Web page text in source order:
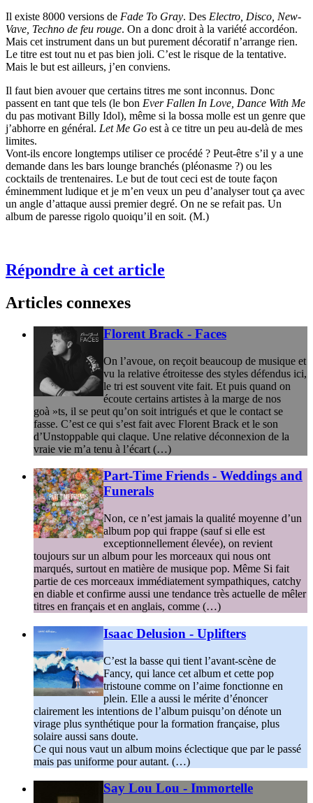
Il existe 8000 versions de Fade To Gray. Des Electro, Disco, New-
Vave, Techno de feu rouge. On a donc droit à la variété accordéon.
Mais cet instrument dans un but purement décoratif n’arrange rien.
Le titre est tout nu et pas bien joli. C’est le risque de la tentative.
Mais le but est ailleurs, j’en conviens.
Il faut bien avouer que certains titres me sont inconnus. Donc
passent en tant que tels (le bon Ever Fallen In Love, Dance With Me
du pas motivant Billy Idol), même si la bossa molle est un genre que
j’abhorre en général. Let Me Go est à ce titre un peu au-delà de mes
limites.
Vont-ils encore longtemps utiliser ce procédé ? Peut-être s’il y a une
demande dans les bars lounge branchés (pléonasme ?) ou les
cocktails de trentenaires. Le but de tout ceci est de toute façon
éminemment ludique et je m’en veux un peu d’analyser tout ça avec
un angle d’attaque aussi premier degré. On ne se refait pas. Un
album de paresse rigolo quoiqu’il en soit. (M.)
Répondre à cet article
Articles connexes
Florent Brack - Faces
On l’avoue, on reçoit beaucoup de musique et
vu la relative étroitesse des styles défendus ici,
le tri est souvent vite fait. Et puis quand on
écoute certains artistes à la marge de nos
goà »ts, il se peut qu’on soit intrigués et que le contact se
fasse. C’est ce qui s’est fait avec Florent Brack et le son
d’Unstoppable qui claque. Une relative déconnexion de la
vraie vie m’a tenu à l’écart (…)
Part-Time Friends - Weddings and
Funerals
Non, ce n’est jamais la qualité moyenne d’un
album pop qui frappe (sauf si elle est
exceptionnellement élevée), on revient
toujours sur un album pour les morceaux qui nous ont
marqués, surtout en matière de musique pop. Même Si fait
partie de ces morceaux immédiatement sympathiques, catchy
en diable et confirme aussi une tendance très actuelle de mêler
titres en français et en anglais, comme (…)
Isaac Delusion - Uplifters
C’est la basse qui tient l’avant-scène de
Fancy, qui lance cet album et cette pop
tristoune comme on l’aime fonctionne en
plein. Elle a aussi le mérite d’énoncer
clairement les intentions de l’album puisqu’on dénote un
virage plus synthétique pour la formation française, plus
solaire aussi sans doute.
Ce qui nous vaut un album moins éclectique que par le passé
mais pas uniforme pour autant. (…)
Say Lou Lou - Immortelle